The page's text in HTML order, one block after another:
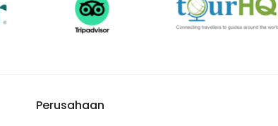
Perusahaan